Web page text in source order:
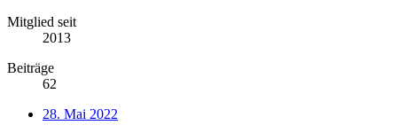
Mitglied seit
2013
Beiträge
62
28. Mai 2022